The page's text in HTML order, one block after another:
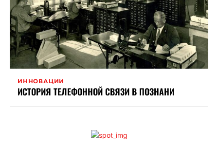
ИННОВАЦИИ
ИСТОРИЯ ТЕЛЕФОННОЙ СВЯЗИ В ПОЗНАНИ